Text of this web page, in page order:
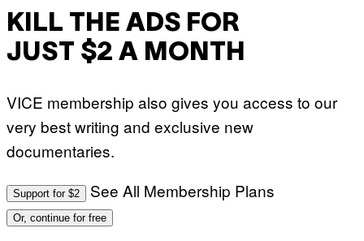
KILL THE ADS FOR
JUST $2 A MONTH
VICE membership also gives you access to our
very best writing and exclusive new
documentaries.
Support for $2 See All Membership Plans
Or, continue for free